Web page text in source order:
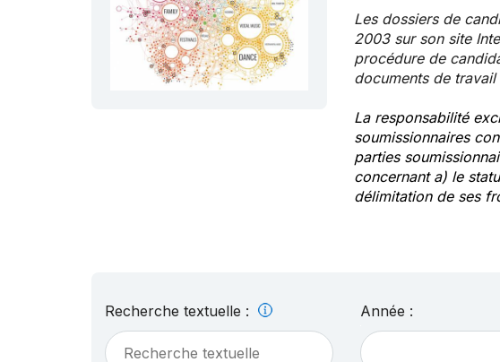
Les dossiers de
2003 sur son site
procédure de
documents de travail
La responsabilité
soumissionnaires
parties
concernant a) le
délimitation de ses
Recherche textuelle : Année :